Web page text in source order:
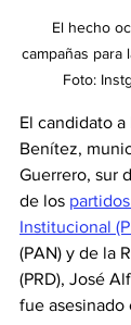
El hecho
campañas para
Foto:
El candidato
Benítez,
Guerrero, sur
de los
Institucional
(PAN) y de la
(PRD), José
fue asesinado